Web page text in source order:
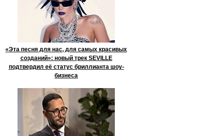
«Эта песня для нас, для самых красивых
созданий»: новый трек SEVILLE
подтвердил её статус бриллианта шоу-
бизнеса